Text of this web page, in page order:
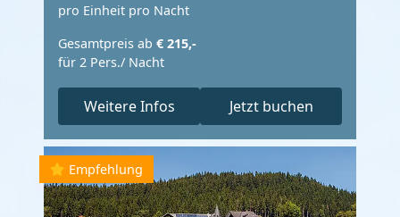
pro Einheit pro Nacht
Gesamtpreis ab € 215,-
für 2 Pers./ Nacht
Weitere Infos Jetzt buchen
Empfehlung